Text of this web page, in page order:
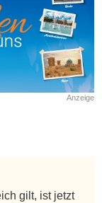
Anzeige
gilt, ist jetzt